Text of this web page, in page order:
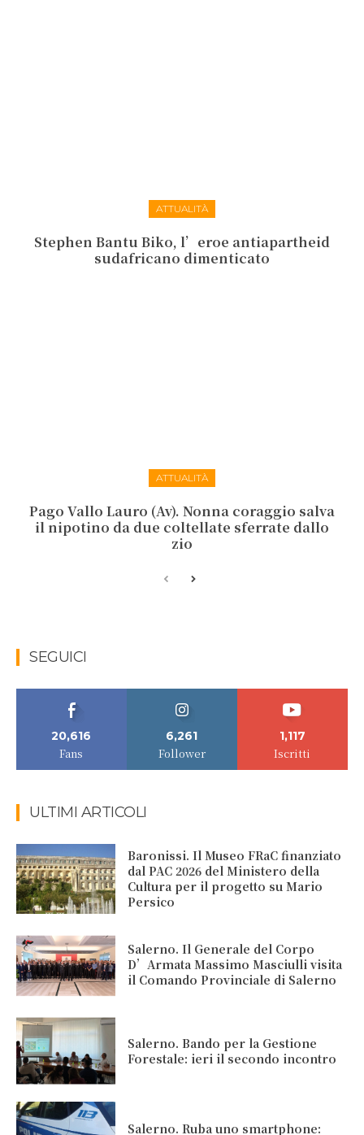
ATTUALITÀ
Stephen Bantu Biko, l’eroe antiapartheid
sudafricano dimenticato
ATTUALITÀ
Pago Vallo Lauro (Av). Nonna coraggio salva
il nipotino da due coltellate sferrate dallo
zio
SEGUICI
20,616
Fans
6,261
Follower
1,117
Iscritti
ULTIMI ARTICOLI
Baronissi. Il Museo FRaC finanziato
dal PAC 2026 del Ministero della
Cultura per il progetto su Mario
Persico
Salerno. Il Generale del Corpo
D’Armata Massimo Masciulli visita
il Comando Provinciale di Salerno
Salerno. Bando per la Gestione
Forestale: ieri il secondo incontro
Salerno. Ruba uno smartphone: